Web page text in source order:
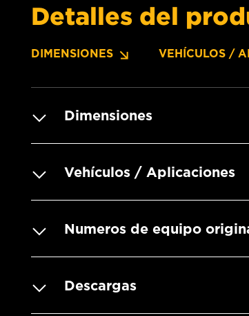
Detalles del
DIMENSIONES VEHÍCULOS /
Dimensiones
Vehículos / Aplicaciones
Numeros de equipo
Descargas